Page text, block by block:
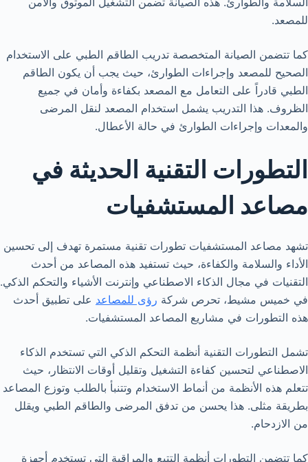
للمصعد.
كما تتضمن الصيانة المتخصصة تدريب الطاقم الطبي على الاستخدام
الصحيح للمصعد وإجراءات الطوارئ، حيث يجب أن يكون الطاقم
الطبي قادراً على التعامل مع المصعد بكفاءة وأمان في جميع
الظروف. هذا التدريب يشمل استخدام المصعد لنقل المرضى
والمعدات وإجراءات الطوارئ في حالة الأعطال.
التطورات التقنية الحديثة في
مصاعد المستشفيات
تشهد مصاعد المستشفيات تطورات تقنية مستمرة تهدف إلى تحسين
الأداء والسلامة والكفاءة، حيث تستفيد هذه المصاعد من أحدث
التقنيات في مجال الذكاء الاصطناعي وإنترنت الأشياء والتحكم الذكي.
في خميس مشيط، تحرص شركة رؤى للمصاعد على تطبيق أحدث
هذه التطورات في مشاريع المصاعد المستشفيات.
تشمل التطورات التقنية أنظمة التحكم الذكي التي تستخدم الذكاء
الاصطناعي لتحسين كفاءة التشغيل وتقليل أوقات الانتظار، حيث
تتعلم هذه الأنظمة من أنماط الاستخدام وتتنبأ بالطلب وتوزع المصاعد
بطريقة مثلى. هذا يحسن من تدفق المرضى والطاقم الطبي ويقلل
من الازدحام.
كما تتضمن التطورات أنظمة التتبع والمراقبة التي تستخدم أجهزة